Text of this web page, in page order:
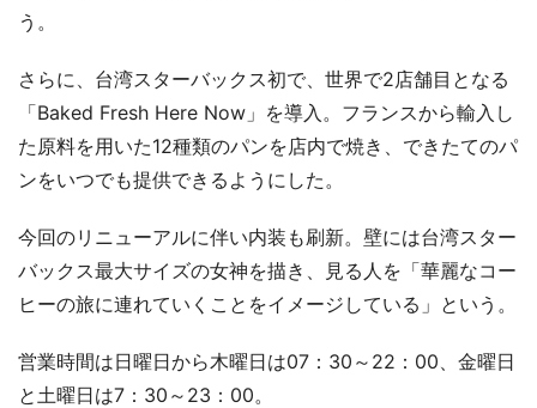
う。
さらに、台湾スターバックス初で、世界で2店舗目となる
「Baked Fresh Here Now」を導入。フランスから輸入し
た原料を用いた12種類のパンを店内で焼き、できたてのパ
ンをいつでも提供できるようにした。
今回のリニューアルに伴い内装も刷新。壁には台湾スター
バックス最大サイズの女神を描き、見る人を「華麗なコー
ヒーの旅に連れていくことをイメージしている」という。
営業時間は日曜日から木曜日は07：30～22：00、金曜日
と土曜日は7：30～23：00。